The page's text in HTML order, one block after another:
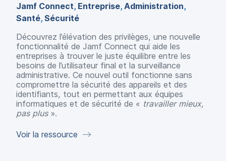
Jamf Connect, Entreprise, Administration,
Santé, Sécurité
Découvrez l’élévation des privilèges, une nouvelle
fonctionnalité de Jamf Connect qui aide les
entreprises à trouver le juste équilibre entre les
besoins de l’utilisateur final et la surveillance
administrative. Ce nouvel outil fonctionne sans
compromettre la sécurité des appareils et des
identifiants, tout en permettant aux équipes
informatiques et de sécurité de « travailler mieux,
pas plus».
Voir la ressource